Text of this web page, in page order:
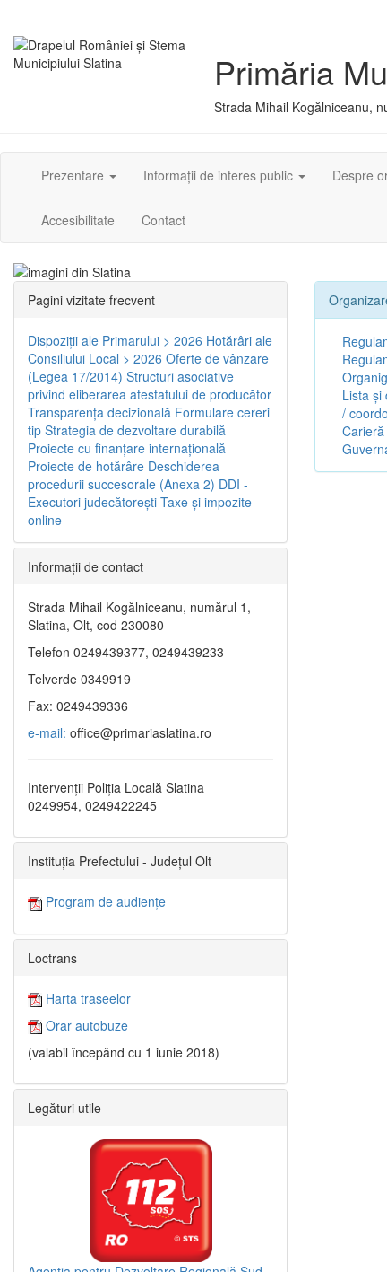
Primăria
Strada Mihail Kogălniceanu,
Prezentare Informații de interes public Despre
Accesibilitate Contact
Lista și
/
Pagini vizitate frecvent
Dispoziţii ale Primarului > 2026 Hotărâri ale
Consiliului Local > 2026 Oferte de vânzare
(Legea 17/2014) Structuri asociative
privind eliberarea atestatului de producător
Transparenţa decizională Formulare cereri
tip Strategia de dezvoltare durabilă
Proiecte cu finanţare internaţională
Proiecte de hotărâre Deschiderea
procedurii succesorale (Anexa 2) DDI -
Executori judecătorești Taxe şi impozite
online
Informaţii de contact
Strada Mihail Kogălniceanu, numărul 1,
Slatina, Olt, cod 230080
Telefon 0249439377, 0249439233
Telverde 0349919
Fax: 0249439336
e-mail: office@primariaslatina.ro
Intervenții Poliția Locală Slatina
0249954, 0249422245
Instituția Prefectului - Județul Olt
Program de audiențe
Loctrans
Harta traseelor
Orar autobuze
(valabil începând cu 1 iunie 2018)
Legături utile